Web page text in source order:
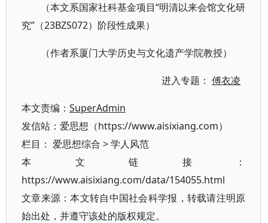
（本文系国家社科基金项目“明清以来会馆文化研
究”（23BZS072）阶段性成果）
（作者系厦门大学历史与文化遗产学院教授）
进入专题：傅衣凌
本文责编： SuperAdmin
发信站：爱思想（https://www.aisixiang.com）
栏目： 爱思想综合 >学人风范
本文链接：
https://www.aisixiang.com/data/154055.html
文章来源：本文转自中国社会科学报，转载请注明原
始出处，并遵守该处的版权规定。